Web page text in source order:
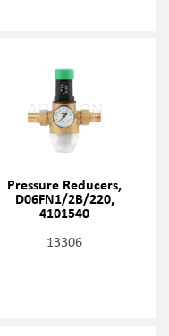
Pressure Reducers,
D06FN1/2B/220,
4101540
13306